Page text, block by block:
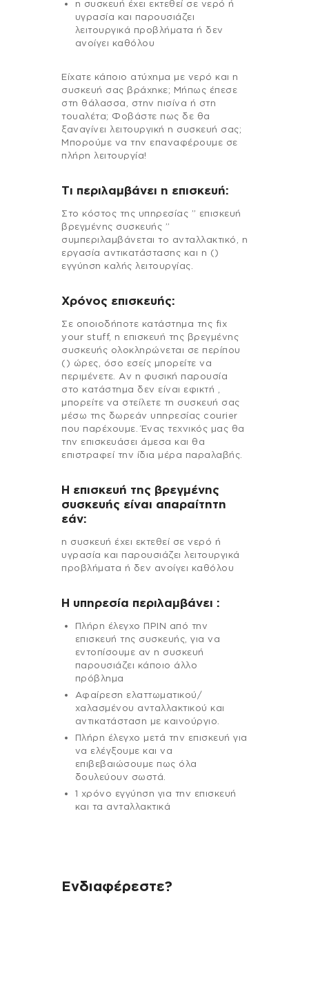
η συσκευή έχει εκτεθεί σε νερό ή
υγρασία και παρουσιάζει
λειτουργικά προβλήματα ή δεν
ανοίγει καθόλου
Είχατε κάποιο ατύχημα με νερό και η
συσκευή σας βράχηκε; Μήπως έπεσε
στη θάλασσα, στην πισίνα ή στη
τουαλέτα; Φοβάστε πως δε θα
ξαναγίνει λειτουργική η συσκευή σας;
Μπορούμε να την επαναφέρουμε σε
πλήρη λειτουργία!
Τι περιλαμβάνει η επισκευή:
Στo κόστος της υπηρεσίας ” επισκευή
βρεγμένης συσκευής ”
συμπεριλαμβάνεται το ανταλλακτικό, η
εργασία αντικατάστασης και η ()
εγγύηση καλής λειτουργίας.
Χρόνος επισκευής:
Σε οποιοδήποτε κατάστημα της fix
your stuff, η επισκευή της βρεγμένης
συσκευής ολοκληρώνεται σε περίπου
() ώρες, όσο εσείς μπορείτε να
περιμένετε. Αν η φυσική παρουσία
στο κατάστημα δεν είναι εφικτή ,
μπορείτε να στείλετε τη συσκευή σας
μέσω της δωρεάν υπηρεσίας courier
που παρέχουμε. Ένας τεχνικός μας θα
την επισκευάσει άμεσα και θα
επιστραφεί την ίδια μέρα παραλαβής.
Η επισκευή της βρεγμένης
συσκευής είναι απαραίτητη
εάν:
η συσκευή έχει εκτεθεί σε νερό ή
υγρασία και παρουσιάζει λειτουργικά
προβλήματα ή δεν ανοίγει καθόλου
H υπηρεσία περιλαμβάνει :
Πλήρη έλεγχο ΠΡΙΝ από την
επισκευή της συσκευής, για να
εντοπίσουμε αν η συσκευή
παρουσιάζει κάποιο άλλο
πρόβλημα
Αφαίρεση ελαττωματικού/
χαλασμένου ανταλλακτικού και
αντικατάσταση με καινούργιο.
Πλήρη έλεγχο μετά την επισκευή για
να ελέγξουμε και να
επιβεβαιώσουμε πως όλα
δουλεύουν σωστά.
1 χρόνο εγγύηση για την επισκευή
και τα ανταλλακτικά
Ενδιαφέρεστε?